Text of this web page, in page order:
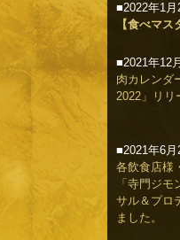
■2022年1月
【食べマ
■2021年12
肉カレンダ
2022」リリ
■2021年6月
各飲食店様
「寺門ジ
サル＆プロ
ました。